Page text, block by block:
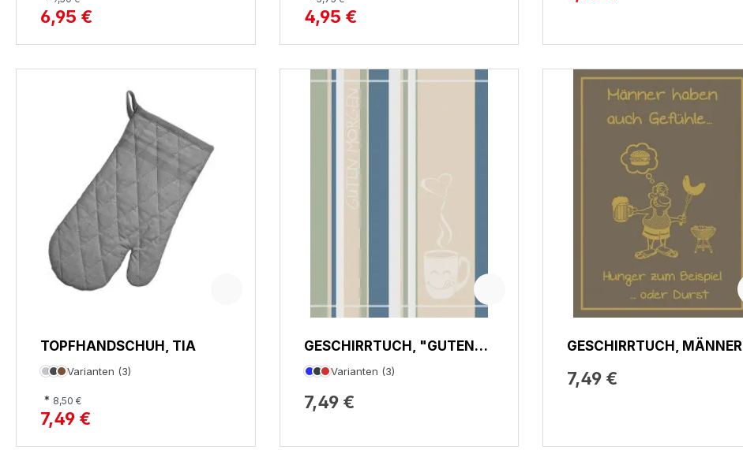
6,95 € 4,95 €
TOPFHANDSCHUH, TIA
Varianten (3)
* 8,50 €
7,49 €
GESCHIRRTUCH, "GUTEN
MORGEN" STREIFENFOND
Varianten (3)
7,49 €
GESCHIRRTUCH, MÄNNER
7,49 €